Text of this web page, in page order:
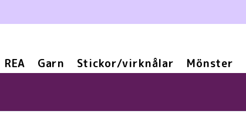
REA Garn Stickor/virknålar Mönster